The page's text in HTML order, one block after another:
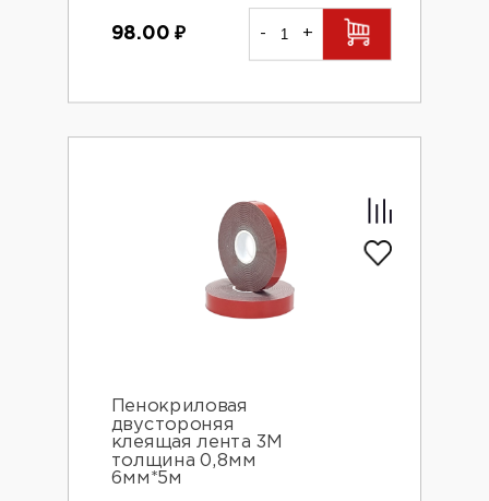
98.00 ₽ - +
Пенокриловая
двустороняя
клеящая лента 3М
толщина 0,8мм
6мм*5м